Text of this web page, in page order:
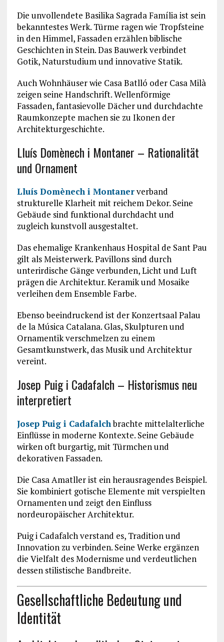
Die unvollendete Basilika Sagrada Famíliaist sein
bekanntestes Werk. Türme ragen wie Tropfsteine
in den Himmel, Fassaden erzählen biblische
Geschichten in Stein. Das Bauwerk verbindet
Gotik, Naturstudium und innovative Statik.
Auch Wohnhäuser wie Casa Batlló oder Casa Milà
zeigen seine Handschrift. Wellenförmige
Fassaden, fantasievolle Dächer und durchdachte
Raumkonzepte machen sie zu Ikonen der
Architekturgeschichte.
Lluís Domènech i Montaner – Rationalität
und Ornament
Lluís Domènech i Montanerverband
strukturelle Klarheit mit reichem Dekor. Seine
Gebäude sind funktional durchdacht und
zugleich kunstvoll ausgestaltet.
Das ehemalige KrankenhausHospital de Sant Pau
gilt als Meisterwerk. Pavillons sind durch
unterirdische Gänge verbunden, Licht und Luft
prägen die Architektur. Keramik und Mosaike
verleihen dem Ensemble Farbe.
Ebenso beeindruckend ist der KonzertsaalPalau
de la Música Catalana. Glas, Skulpturen und
Ornamentik verschmelzen zu einem
Gesamtkunstwerk, das Musik und Architektur
vereint.
Josep Puig i Cadafalch – Historismus neu
interpretiert
Josep Puig i Cadafalchbrachte mittelalterliche
Einflüsse in moderne Kontexte. Seine Gebäude
wirken oft burgartig, mit Türmchen und
dekorativen Fassaden.
Die Casa Amatllerist ein herausragendes Beispiel.
Sie kombiniert gotische Elemente mit verspielten
Ornamenten und zeigt den Einfluss
nordeuropäischer Architektur.
Puig i Cadafalch verstand es, Tradition und
Innovation zu verbinden. Seine Werke ergänzen
die Vielfalt des Modernisme und verdeutlichen
dessen stilistische Bandbreite.
Gesellschaftliche Bedeutung und
Identität